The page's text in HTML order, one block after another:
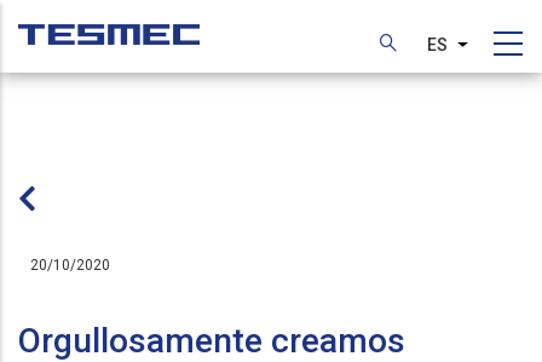
contenido
ES Lista
20/10/2020
Orgullosamente creamos